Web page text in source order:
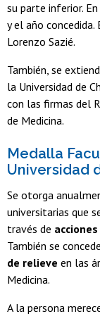
su parte inferior.
y el año
Lorenzo Sazié.
También, se
la Universidad de
con las firmas del
de Medicina.
Medalla
Universidad
Se otorga
universitarias que
través de
También se
de relieve en las
Medicina.
A la persona